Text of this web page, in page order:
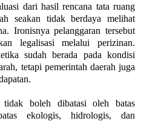
dari hasil rencana tata ruang
seakan tidak berdaya melihat
Ironisnya pelanggaran tersebut
legalisasi melalui perizinan.
sudah berada pada kondisi
tetapi pemerintah daerah juga
boleh dibatasi oleh batas
ekologis, hidrologis, dan